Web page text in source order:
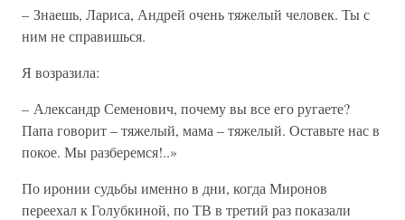
– Знаешь, Лариса, Андрей очень тяжелый человек. Ты с
ним не справишься.
Я возразила:
– Александр Семенович, почему вы все его ругаете?
Папа говорит – тяжелый, мама – тяжелый. Оставьте нас в
покое. Мы разберемся!..»
По иронии судьбы именно в дни, когда Миронов
переехал к Голубкиной, по ТВ в третий раз показали